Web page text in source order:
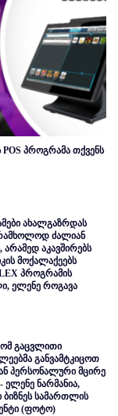
პროგრამა თქვენს
ახალგაზრდას
ძალიან
აკავშირებს
მოქალაქეებს
პროგრამის
ელენე როგავა
გაცვლითი
განვამტკიცოთ
პერსონალური მცირე
ნარმანია,
სამართლის
(ფოტო)